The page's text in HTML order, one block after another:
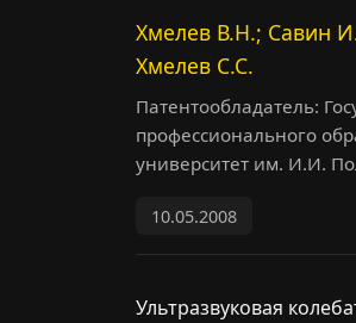
Хмелев В.Н.; Савин
Хмелев С.С.
Патентообладатель:
профессионального
университет им. И.И.
10.05.2008
Ультразвуковая